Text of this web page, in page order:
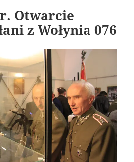
r. Otwarcie
z Wołynia 076